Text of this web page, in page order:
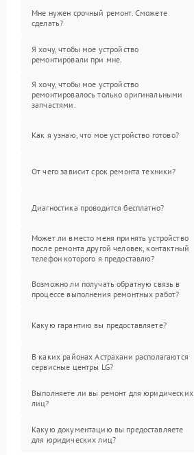
Мне нужен срочный ремонт. Сможете
сделать?
Я хочу, чтобы мое устройство
ремонтировали при мне.
Я хочу, чтобы мое устройство
ремонтировалось только оригинальными
запчастями.
Как я узнаю, что мое устройство готово?
От чего зависит срок ремонта техники?
Диагностика проводится бесплатно?
Может ли вместо меня принять устройство
после ремонта другой человек, контактный
телефон которого я предоставлю?
Возможно ли получать обратную связь в
процессе выполнения ремонтных работ?
Какую гарантию вы предоставляете?
В каких районах Астрахани располагаются
сервисные центры LG?
Выполняете ли вы ремонт для юридических
лиц?
Какую документацию вы предоставляете
для юридических лиц?